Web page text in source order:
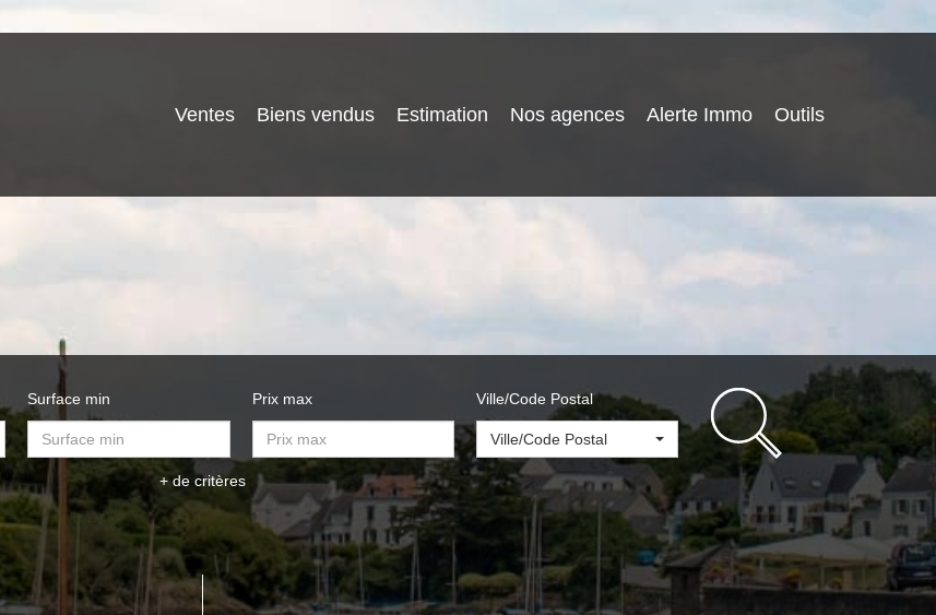
Ventes Biens vendus Estimation Nos agences Alerte Immo Outils
Surface min Prix max Ville/Code Postal
Ville/Code Postal
+ de critères